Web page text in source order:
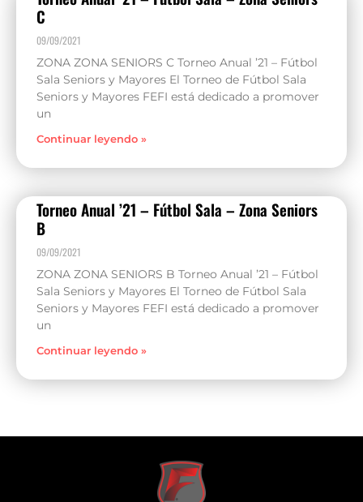
C
09/09/2021
ZONA ZONA SENIORS C Torneo Anual ’21 – Fútbol
Sala Seniors y Mayores El Torneo de Fútbol Sala
Seniors y Mayores FEFI está dedicado a promover
un
Continuar leyendo »
Torneo Anual ’21 – Fútbol Sala – Zona Seniors
B
09/09/2021
ZONA ZONA SENIORS B Torneo Anual ’21 – Fútbol
Sala Seniors y Mayores El Torneo de Fútbol Sala
Seniors y Mayores FEFI está dedicado a promover
un
Continuar leyendo »